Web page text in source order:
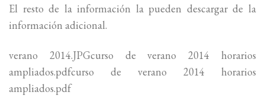
El resto de la información la pueden descargar de la
información adicional.
verano 2014.JPGcurso de verano 2014 horarios
ampliados.pdfcurso de verano 2014 horarios
ampliados.pdf